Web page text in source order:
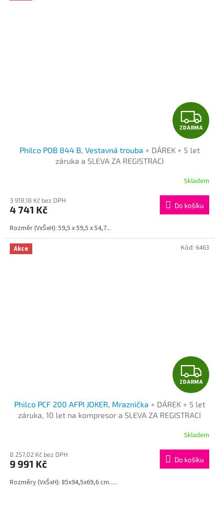
Z
D
R
M
A
ZDARMA
Philco POB 844 B, Vestavná trouba + DÁREK + 5 let
záruka a SLEVA ZA REGISTRACI
Skladem
3 918,18 Kč bez DPH
4 741 Kč Do košíku
Rozměr (VxŠxH): 59,5 x 59,5 x 54,7...
Akce
Z
D
A
R
M
A
ZDARMA
Philco PCF 200 AFPI JOKER, Mraznička + DÁREK + 5 let
záruka, 10 let na kompresor a SLEVA ZA REGISTRACI
Skladem
8 257,02 Kč bez DPH
9 991 Kč Do košíku
Rozměry (VxŠxH): 85x94,5x69,6 cm......
Kód: 6463